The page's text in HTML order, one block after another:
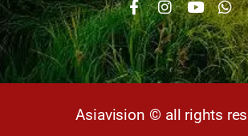
Asiavision © all rights